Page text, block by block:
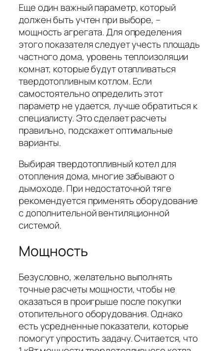
Еще один важный параметр, который
должен быть учтен при выборе, –
мощность агрегата. Для определения
этого показателя следует учесть площадь
частного дома, уровень теплоизоляции
комнат, которые будут отапливаться
твердотопливным котлом. Если
самостоятельно определить этот
параметр не удается, лучше обратиться к
специалисту. Это сделает расчеты
правильно, подскажет оптимальные
варианты.
Выбирая твердотопливный котел для
отопления дома, многие забывают о
дымоходе. При недостаточной тяге
рекомендуется применять оборудование
с дополнительной вентиляционной
системой.
Мощность
Безусловно, желательно выполнять
точные расчеты мощности, чтобы не
оказаться в проигрыше после покупки
отопительного оборудования. Однако
есть усредненные показатели, которые
помогут упростить задачу. Считается, что